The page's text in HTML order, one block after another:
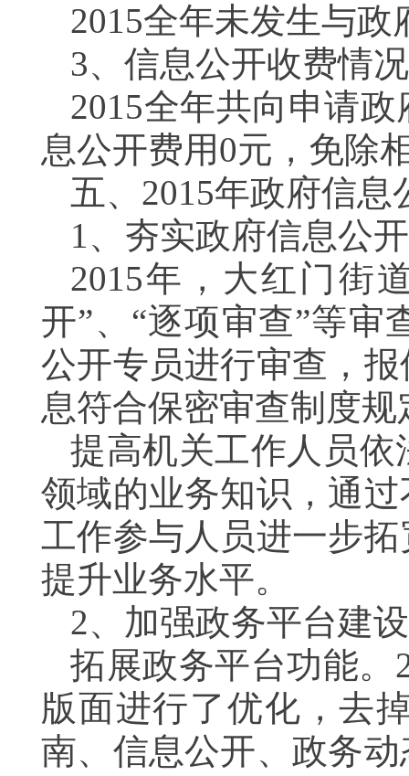
2015全年未发生与
3、信息公开收费情况
2015全年共向申请
息公开费用0元，免除
五、2015年政府信
1、夯实政府信息公
2015年，大红门街
开”、“逐项审查”等审
公开专员进行审查，
息符合保密审查制度
提高机关工作人员
领域的业务知识，通
工作参与人员进一步
提升业务水平。
2、加强政务平台建设
拓展政务平台功能。
版面进行了优化，去
南、信息公开、政务